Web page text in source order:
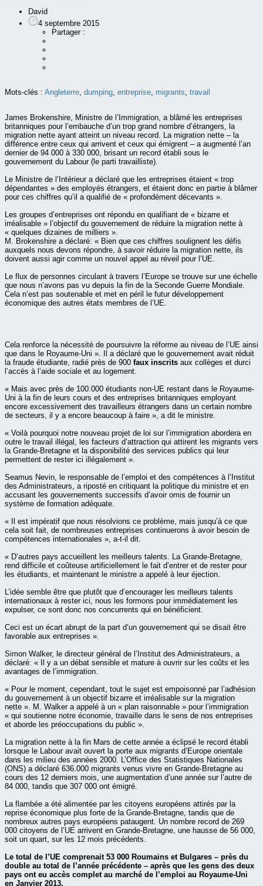
David
4 septembre 2015
Partager :
Mots-clés : Angleterre, dumping, entreprise, migrants, travail
James Brokenshire, Ministre de l’Immigration, a blâmé les entreprises
britanniques pour l’embauche d’un trop grand nombre d’étrangers, la
migration nette ayant atteint un niveau record. La migration nette – la
différence entre ceux qui arrivent et ceux qui émigrent – a augmenté l’an
dernier de 94 000 à 330 000, brisant un record établi sous le
gouvernement du Labour (le parti travailliste).
Le Ministre de l’Intérieur a déclaré que les entreprises étaient « trop
dépendantes » des employés étrangers, et étaient donc en partie à blâmer
pour ces chiffres qu’il a qualifié de « profondément décevants ».
Les groupes d’entreprises ont répondu en qualifiant de « bizarre et
irréalisable » l’objectif du gouvernement de réduire la migration nette à
« quelques dizaines de milliers ».
M. Brokenshire a déclaré: « Bien que ces chiffres soulignent les défis
auxquels nous devons répondre, à savoir réduire la migration nette, ils
doivent aussi agir comme un nouvel appel au réveil pour l’UE.
Le flux de personnes circulant à travers l’Europe se trouve sur une échelle
que nous n’avons pas vu depuis la fin de la Seconde Guerre Mondiale.
Cela n’est pas soutenable et met en péril le futur développement
économique des autres états membres de l’UE.
Cela renforce la nécessité de poursuivre la réforme au niveau de l’UE ainsi
que dans le Royaume-Uni ». Il a déclaré que le gouvernement avait réduit
la fraude étudiante, radié près de 900 faux inscrits aux collèges et durci
l’accès à l’aide sociale et au logement.
« Mais avec près de 100.000 étudiants non-UE restant dans le Royaume-
Uni à la fin de leurs cours et des entreprises britanniques employant
encore excessivement des travailleurs étrangers dans un certain nombre
de secteurs, il y a encore beaucoup à faire », a dit le ministre.
« Voilà pourquoi notre nouveau projet de loi sur l’immigration abordera en
outre le travail illégal, les facteurs d’attraction qui attirent les migrants vers
la Grande-Bretagne et la disponibilité des services publics qui leur
permettent de rester ici illégalement ».
Seamus Nevin, le responsable de l’emploi et des compétences à l’Institut
des Administrateurs, a riposté en critiquant la politique du ministre et en
accusant les gouvernements successifs d’avoir omis de fournir un
système de formation adéquate.
« Il est impératif que nous résolvions ce problème, mais jusqu’à ce que
cela soit fait, de nombreuses entreprises continuerons à avoir besoin de
compétences internationales », a-t-il dit.
« D’autres pays accueillent les meilleurs talents. La Grande-Bretagne,
rend difficile et coûteuse artificiellement le fait d’entrer et de rester pour
les étudiants, et maintenant le ministre a appelé à leur éjection.
L’idée semble être que plutôt que d’encourager les meilleurs talents
internationaux à rester ici, nous les formons pour immédiatement les
expulser, ce sont donc nos concurrents qui en bénéficient.
Ceci est un écart abrupt de la part d’un gouvernement qui se disait être
favorable aux entreprises ».
Simon Walker, le directeur général de l’Institut des Administrateurs, a
déclaré: « Il y a un débat sensible et mature à ouvrir sur les coûts et les
avantages de l’immigration.
« Pour le moment, cependant, tout le sujet est empoisonné par l’adhésion
du gouvernement à un objectif bizarre et irréalisable sur la migration
nette ». M. Walker a appelé à un « plan raisonnable » pour l’immigration
« qui soutienne notre économie, travaille dans le sens de nos entreprises
et aborde les préoccupations du public ».
La migration nette à la fin Mars de cette année a éclipsé le record établi
lorsque le Labour avait ouvert la porte aux migrants d’Europe orientale
dans les milieu des années 2000. L’Office des Statistiques Nationales
(ONS) a déclaré 636.000 migrants venus vivre en Grande-Bretagne au
cours des 12 derniers mois, une augmentation d’une année sur l’autre de
84 000, tandis que 307 000 ont émigré.
La flambée a été alimentée par les citoyens européens attirés par la
reprise économique plus forte de la Grande-Bretagne, tandis que de
nombreux autres pays européens pataugent. Un nombre record de 269
000 citoyens de l’UE arrivent en Grande-Bretagne, une hausse de 56 000,
soit un quart, sur les 12 mois précédents.
Le total de l’UE comprenait 53 000 Roumains et Bulgares – près du
double au total de l’année précédente – après que les gens des deux
pays ont eu accès complet au marché de l’emploi au Royaume-Uni
en Janvier 2013.